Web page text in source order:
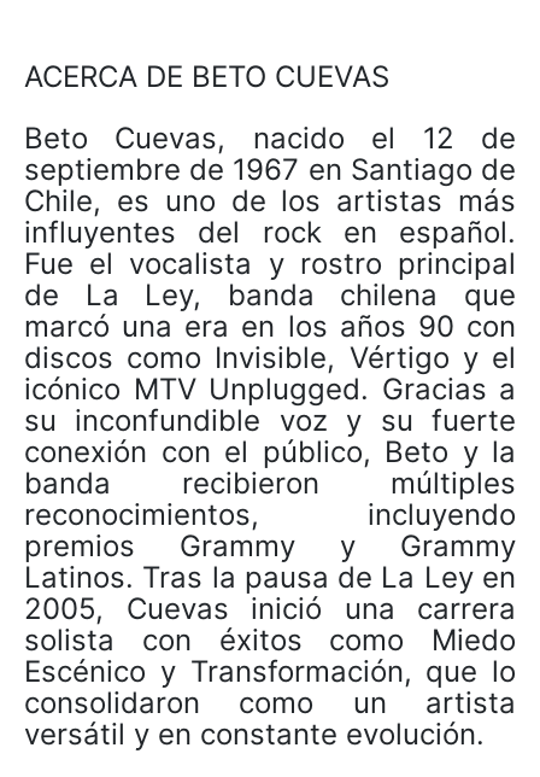
ACERCA DE BETO CUEVAS
Beto Cuevas, nacido el 12 de
septiembre de 1967 en Santiago de
Chile, es uno de los artistas más
influyentes del rock en español.
Fue el vocalista y rostro principal
de La Ley, banda chilena que
marcó una era en los años 90 con
discos como Invisible, Vértigo y el
icónico MTV Unplugged. Gracias a
su inconfundible voz y su fuerte
conexión con el público, Beto y la
banda recibieron múltiples
reconocimientos, incluyendo
premios Grammy y Grammy
Latinos. Tras la pausa de La Ley en
2005, Cuevas inició una carrera
solista con éxitos como Miedo
Escénico y Transformación, que lo
consolidaron como un artista
versátil y en constante evolución.